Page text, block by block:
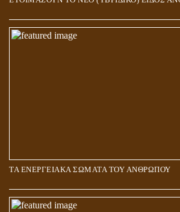
ΤΑ ΕΝΕΡΓΕΙΑΚΑ ΣΩΜΑΤΑ ΤΟΥ ΑΝΘΡΩΠΟΥ